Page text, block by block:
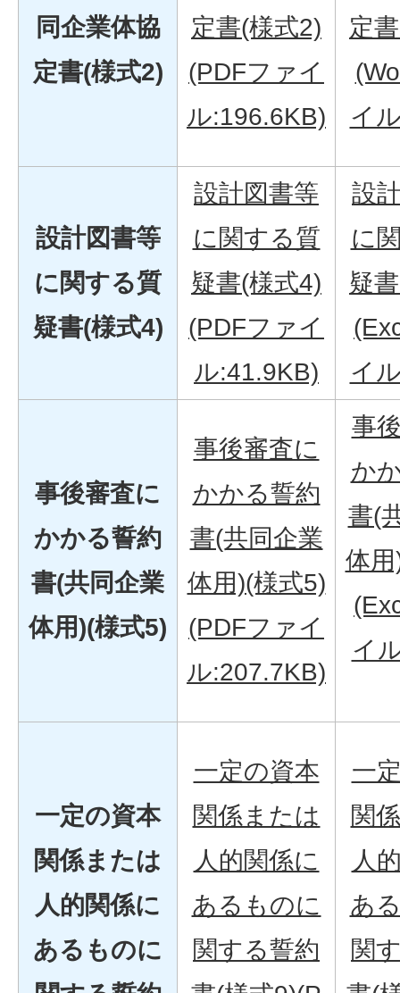
同企業体協
定書(様式2)
定書(様式2)
(PDFファイ
ル:196.6KB)
定
イ
設計図書等
に関する質
疑書(様式4)
設計図書等
に関する質
疑書(様式4)
(PDFファイ
ル:41.9KB)
設
に
疑
イ
事後審査に
かかる誓約
書(共同企業
体用)(様式5)
事後審査に
かかる誓約
書(共同企業
体用)(様式5)
(PDFファイ
ル:207.7KB)
事
か
書(
体
イ
一定の資本
関係または
人的関係に
あるものに
一定の資本
関係または
人的関係に
あるものに
関する誓約
一
関
人
あ
関